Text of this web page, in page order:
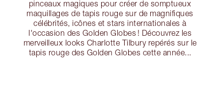
pinceaux magiques pour créer de somptueux
maquillages de tapis rouge sur de magnifiques
célébrités, icônes et stars internationales à
l'occasion des Golden Globes ! Découvrez les
merveilleux looks Charlotte Tilbury repérés sur le
tapis rouge des Golden Globes cette année...